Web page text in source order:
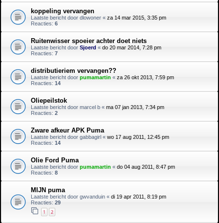
koppeling vervangen
Laatste bericht door dlowoner « za 14 mar 2015, 3:35 pm
Reacties: 6
Ruitenwisser spoeier achter doet niets
Laatste bericht door Sjoerd « do 20 mar 2014, 7:28 pm
Reacties: 7
distributieriem vervangen??
Laatste bericht door pumamartin « za 26 okt 2013, 7:59 pm
Reacties: 14
Oliepeilstok
Laatste bericht door marcel b « ma 07 jan 2013, 7:34 pm
Reacties: 2
Zware afkeur APK Puma
Laatste bericht door gabbagirl « wo 17 aug 2011, 12:45 pm
Reacties: 14
Olie Ford Puma
Laatste bericht door pumamartin « do 04 aug 2011, 8:47 pm
Reacties: 8
MIJN puma
Laatste bericht door gwvanduin « di 19 apr 2011, 8:19 pm
Reacties: 29
1 2